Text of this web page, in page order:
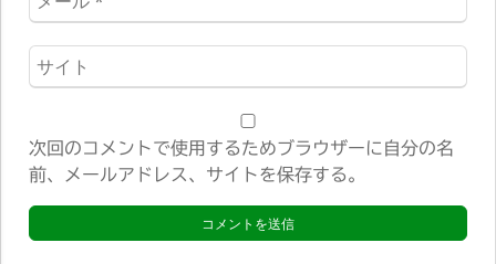
ー
ル
ウ
ェ
イ
ト
*
次回のコメントで使用するためブラウザーに自分の名
前、メールアドレス、サイトを保存する。